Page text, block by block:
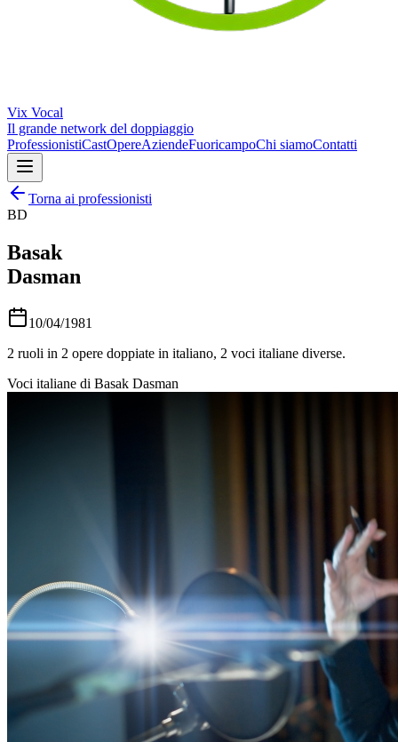
Vix Vocal
Il grande network del doppiaggio
ProfessionistiCastOpereAziendeFuoricampoChi siamoContatti
Torna ai professionisti
BD
Basak
Dasman
10/04/1981
2 ruoli in 2 opere doppiate in italiano, 2 voci italiane diverse.
Voci italiane di Basak Dasman